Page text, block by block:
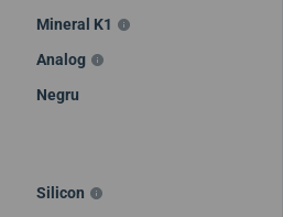
Mineral K1
Analog
Negru
Silicon